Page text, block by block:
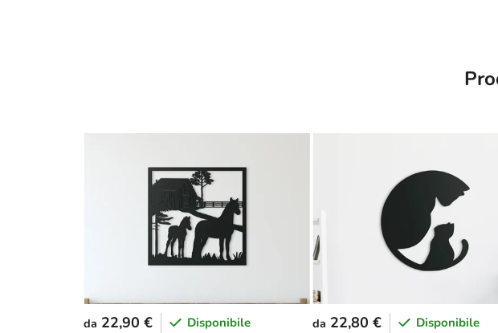
da 22,90 € Disponibile da 22,80 € Disponibile